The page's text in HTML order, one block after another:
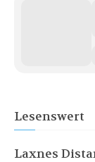
Lesenswert
Laxnes